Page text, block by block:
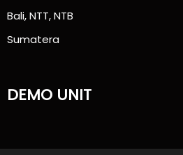
Bali, NTT, NTB
Sumatera
DEMO UNIT